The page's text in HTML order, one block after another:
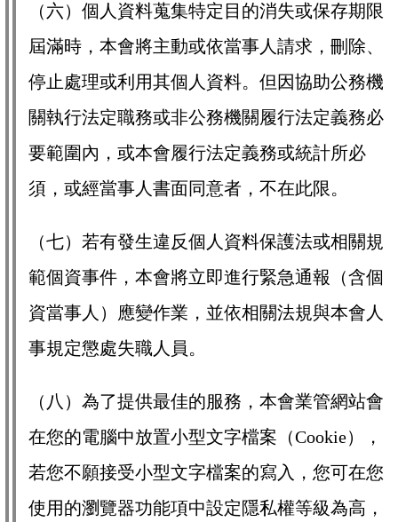
（六）個人資料蒐集特定目的消失或保存期限
屆滿時，本會將主動或依當事人請求，刪除、
停止處理或利用其個人資料。但因協助公務機
關執行法定職務或非公務機關履行法定義務必
要範圍內，或本會履行法定義務或統計所必
須，或經當事人書面同意者，不在此限。
（七）若有發生違反個人資料保護法或相關規
範個資事件，本會將立即進行緊急通報（含個
資當事人）應變作業，並依相關法規與本會人
事規定懲處失職人員。
（八）為了提供最佳的服務，本會業管網站會
在您的電腦中放置小型文字檔案（Cookie），
若您不願接受小型文字檔案的寫入，您可在您
使用的瀏覽器功能項中設定隱私權等級為高，